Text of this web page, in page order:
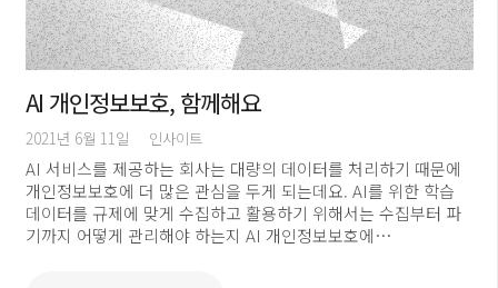
AI 개인정보보호, 함께해요
2021년 6월 11일 인사이트
AI 서비스를 제공하는 회사는 대량의 데이터를 처리하기 때문에
개인정보보호에 더 많은 관심을 두게 되는데요. AI를 위한 학습
데이터를 규제에 맞게 수집하고 활용하기 위해서는 수집부터 파
기까지 어떻게 관리해야 하는지 AI 개인정보보호에…